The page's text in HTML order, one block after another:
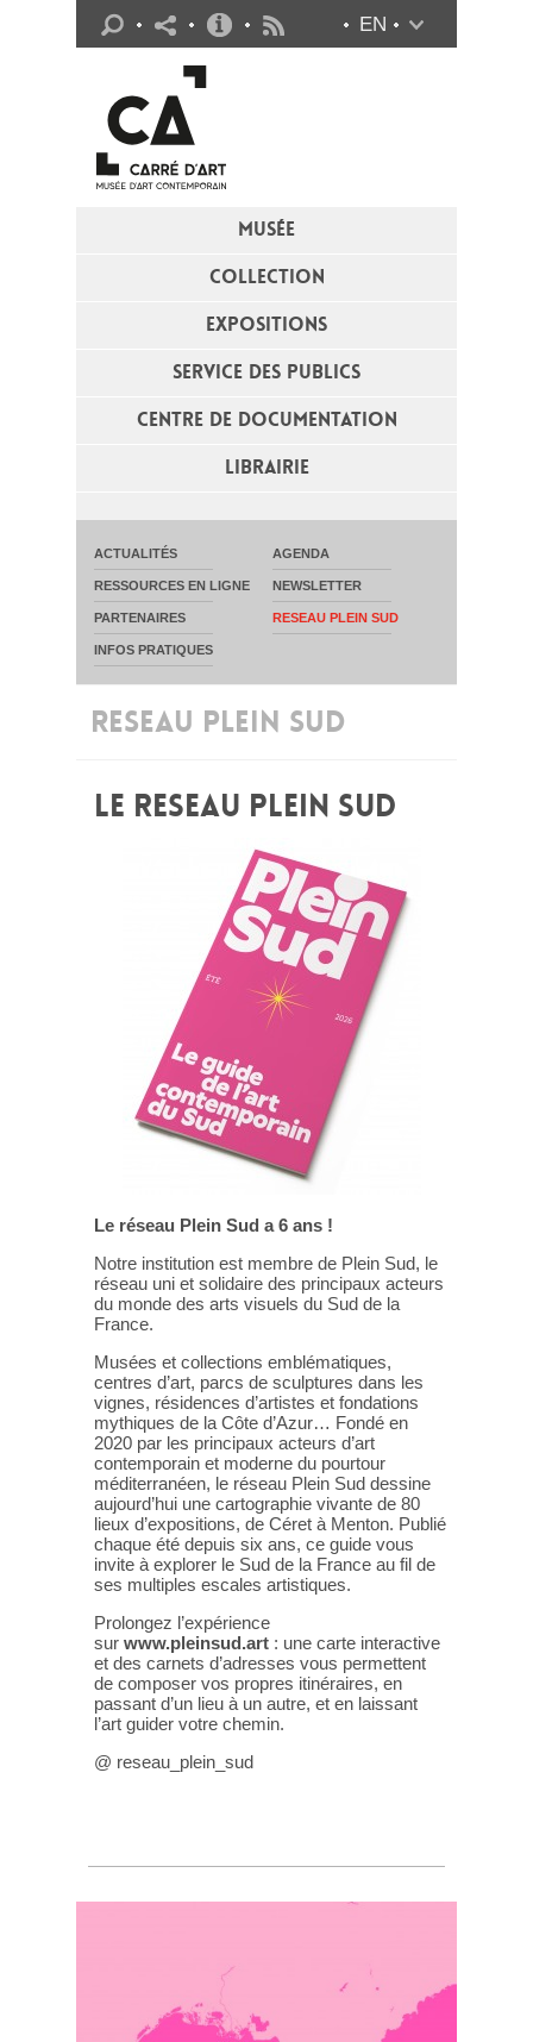
MUSÉE
COLLECTION
EXPOSITIONS
SERVICE DES PUBLICS
CENTRE DE DOCUMENTATION
LIBRAIRIE
EN
ACTUALITÉS AGENDA
RESSOURCES EN LIGNE NEWSLETTER
PARTENAIRES RESEAU PLEIN SUD
INFOS PRATIQUES
Infos pratiques
RESEAU PLEIN SUD
LE RESEAU PLEIN SUD
Le réseau Plein Sud a 6 ans !
Notre institution est membre de Plein Sud, le
réseau uni et solidaire des principaux acteurs
du monde des arts visuels du Sud de la
France.
Musées et collections emblématiques,
centres d’art, parcs de sculptures dans les
vignes, résidences d’artistes et fondations
mythiques de la Côte d’Azur… Fondé en
2020 par les principaux acteurs d’art
contemporain et moderne du pourtour
méditerranéen, le réseau Plein Sud dessine
aujourd’hui une cartographie vivante de 80
lieux d’expositions, de Céret à Menton. Publié
chaque été depuis six ans, ce guide vous
invite à explorer le Sud de la France au fil de
ses multiples escales artistiques.
Prolongez l’expérience
sur www.pleinsud.art : une carte interactive
et des carnets d’adresses vous permettent
de composer vos propres itinéraires, en
passant d’un lieu à un autre, et en laissant
l’art guider votre chemin.
@ reseau_plein_sud